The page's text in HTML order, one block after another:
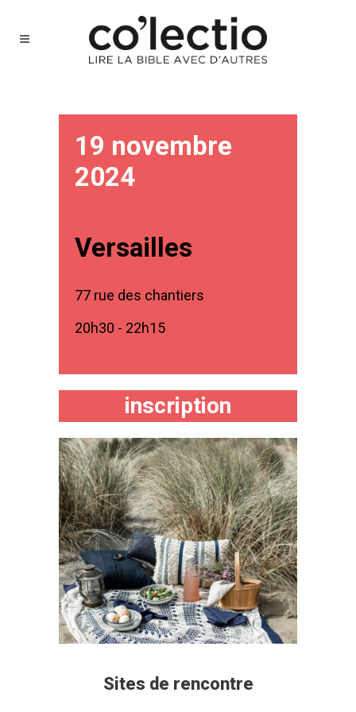
19 novembre
2024
Versailles
77 rue des chantiers
20h30 - 22h15
inscription
Sites de rencontre